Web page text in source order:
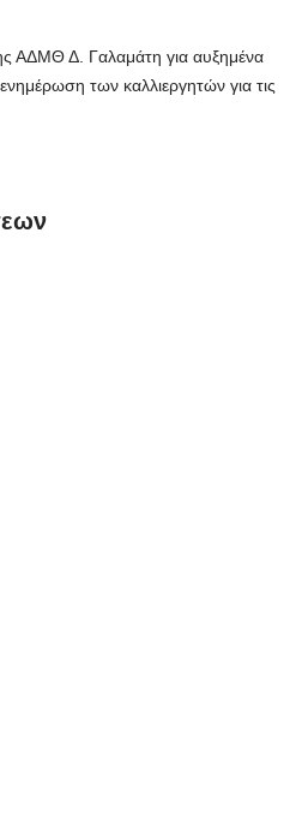
ΑΔΜΘ Δ. Γαλαμάτη για αυξημένα
των καλλιεργητών για τις